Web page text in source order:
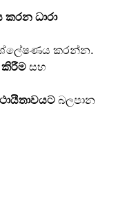
ධාරා
කරන්න.
කිරීම සහ
බලපාන